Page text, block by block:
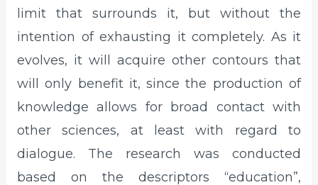
limit that surrounds it, but without the
intention of exhausting it completely. As it
evolves, it will acquire other contours that
will only benefit it, since the production of
knowledge allows for broad contact with
other sciences, at least with regard to
dialogue. The research was conducted
based on the descriptors “education”,